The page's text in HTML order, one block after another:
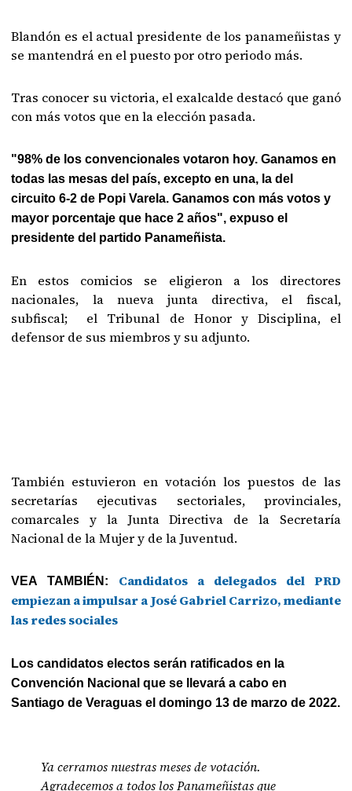
Blandón es el actual presidente de los panameñistas y
se mantendrá en el puesto por otro periodo más.
Tras conocer su victoria, el exalcalde destacó que ganó
con más votos que en la elección pasada.
"98% de los convencionales votaron hoy. Ganamos en
todas las mesas del país, excepto en una, la del
circuito 6-2 de Popi Varela. Ganamos con más votos y
mayor porcentaje que hace 2 años", expuso el
presidente del partido Panameñista.
En estos comicios se eligieron a los directores
nacionales, la nueva junta directiva, el fiscal,
subfiscal; el Tribunal de Honor y Disciplina, el
defensor de sus miembros y su adjunto.
También estuvieron en votación los puestos de las
secretarías ejecutivas sectoriales, provinciales,
comarcales y la Junta Directiva de la Secretaría
Nacional de la Mujer y de la Juventud.
VEA TAMBIÉN: Candidatos a delegados del PRD
empiezan a impulsar a José Gabriel Carrizo, mediante
las redes sociales
Los candidatos electos serán ratificados en la
Convención Nacional que se llevará a cabo en
Santiago de Veraguas el domingo 13 de marzo de 2022.
Ya cerramos nuestras meses de votación.
Agradecemos a todos los Panameñistas que